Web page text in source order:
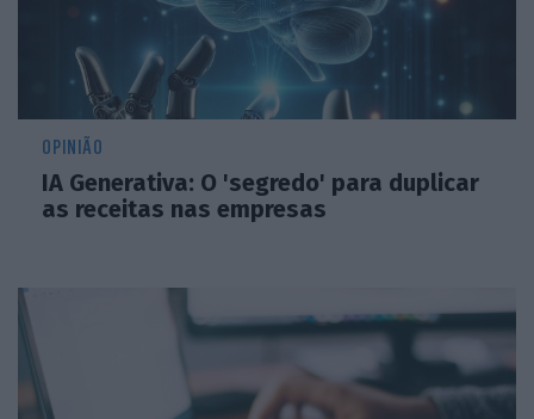
OPINIÃO
IA Generativa: O 'segredo' para duplicar
as receitas nas empresas